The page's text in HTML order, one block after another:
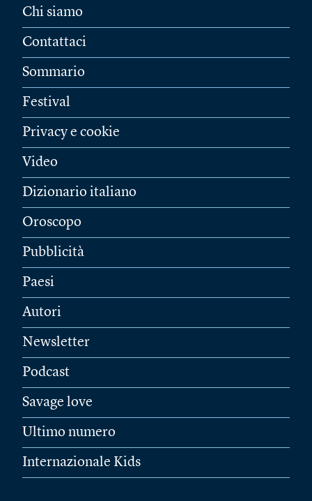
Chi siamo
Contattaci
Sommario
Festival
Privacy e cookie
Video
Dizionario italiano
Oroscopo
Pubblicità
Paesi
Autori
Newsletter
Podcast
Savage love
Ultimo numero
Internazionale Kids